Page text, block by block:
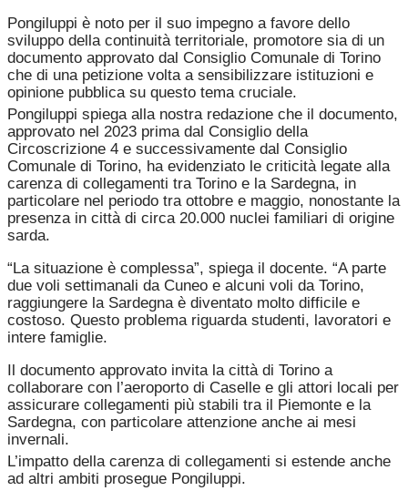
Pongiluppi è noto per il suo impegno a favore dello
sviluppo della continuità territoriale, promotore sia di un
documento approvato dal Consiglio Comunale di Torino
che di una petizione volta a sensibilizzare istituzioni e
opinione pubblica su questo tema cruciale.
Pongiluppi spiega alla nostra redazione che il documento,
approvato nel 2023 prima dal Consiglio della
Circoscrizione 4 e successivamente dal Consiglio
Comunale di Torino, ha evidenziato le criticità legate alla
carenza di collegamenti tra Torino e la Sardegna, in
particolare nel periodo tra ottobre e maggio, nonostante la
presenza in città di circa 20.000 nuclei familiari di origine
sarda.
“La situazione è complessa”, spiega il docente. “A parte
due voli settimanali da Cuneo e alcuni voli da Torino,
raggiungere la Sardegna è diventato molto difficile e
costoso. Questo problema riguarda studenti, lavoratori e
intere famiglie.
Il documento approvato invita la città di Torino a
collaborare con l’aeroporto di Caselle e gli attori locali per
assicurare collegamenti più stabili tra il Piemonte e la
Sardegna, con particolare attenzione anche ai mesi
invernali.
L’impatto della carenza di collegamenti si estende anche
ad altri ambiti prosegue Pongiluppi.